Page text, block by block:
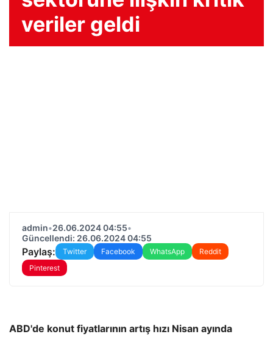
veriler geldi
admin•26.06.2024 04:55•
Güncellendi: 26.06.2024 04:55
Paylaş: Twitter Facebook WhatsApp
Reddit
Pinterest
ABD'de konut fiyatlarının artış hızı Nisan ayında